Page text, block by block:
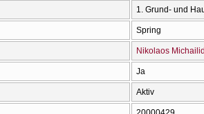
1. Grund- und
Spring
Nikolaos
Ja
Aktiv